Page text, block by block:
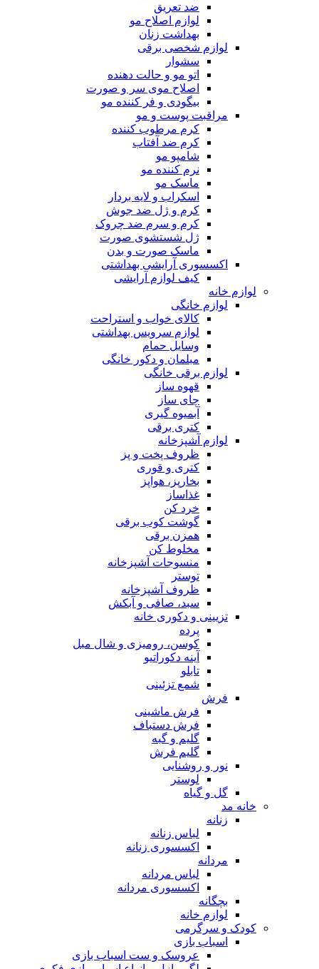
ضد تعریق
لوازم اصلاح مو
بهداشت زنان
لوازم شخصی برقی
سشوار
اتو مو و حالت دهنده
اصلاح موی سر و صورت
بیگودی و فر کننده مو
مراقبت پوست و مو
کرم مرطوب کننده
کرم ضد آفتاب
شامپو مو
نرم کننده مو
ماسک مو
اسکراب و لایه بردار
کرم و ژل ضد جوش
کرم و سرم ضد چروک
ژل شستشوی صورت
ماسک صورت و بدن
اکسسوری آرایشی بهداشتی
کیف لوازم آرایشی
لوازم خانه
لوازم خانگی
کالای خواب و استراحت
لوازم سرویس بهداشتی
وسایل حمام
مبلمان و دکور خانگی
لوازم برقی خانگی
قهوه ساز
چای ساز
آبمیوه گیری
کتری برقی
لوازم آشپزخانه
ظروف پخت و پز
کتری و قوری
بخارپز، هواپز
غذاساز
خرد کن
گوشت کوب برقی
همزن برقی
مخلوط کن
منسوجات آشپزخانه
توستر
ظروف آشپزخانه
سبد، صافی و آبکش
تزیینی و دکوری خانه
پرده
کوسن، رومیزی و شال مبل
آینه دکوراتیو
تابلو
شمع تزئینی
فرش
فرش ماشینی
فرش دستباف
گلیم و گبه
گلیم فرش
نور و روشنایی
لوستر
گل و گیاه
خانه مد
زنانه
لباس زنانه
اکسسوری زنانه
مردانه
لباس مردانه
اکسسوری مردانه
بچگانه
لوازم خانه
کودک و سرگرمی
اسباب بازی
عروسک و ست اسباب بازی